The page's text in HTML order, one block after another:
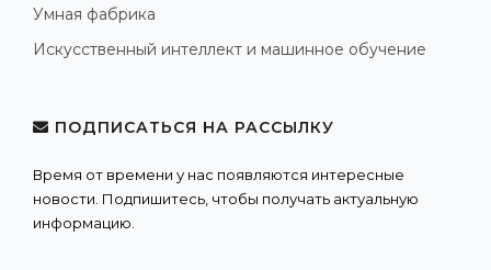
Умная фабрика
Искусственный интеллект и машинное обучение
ПОДПИСАТЬСЯ НА РАССЫЛКУ
Время от времени у нас появляются интересные
новости. Подпишитесь, чтобы получать актуальную
информацию.